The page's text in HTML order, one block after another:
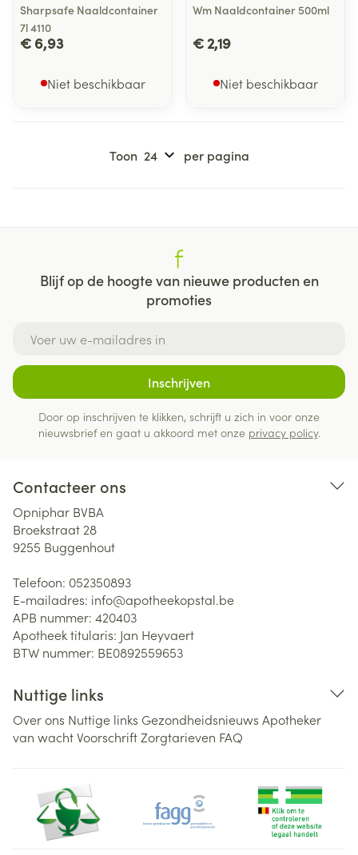
Sharpsafe Naaldcontainer
7l 4110
€ 6,93
Niet beschikbaar
Wm Naaldcontainer 500ml
€ 2,19
Niet beschikbaar
Toon per pagina
Blijf op de hoogte van nieuwe producten en
promoties
Inschrijven
Door op inschrijven te klikken, schrijft u zich in voor onze
nieuwsbrief en gaat u akkoord met onze privacy policy.
Contacteer ons
Opniphar BVBA
Broekstraat 28
9255 Buggenhout
Telefoon: 052350893
E-mailadres: info@apotheekopstal.be
APB nummer: 420403
Apotheek titularis: Jan Heyvaert
BTW nummer: BE0892559653
Nuttige links
Over ons Nuttige links Gezondheidsnieuws Apotheker
van wachtVoorschriftZorgtarieven FAQ